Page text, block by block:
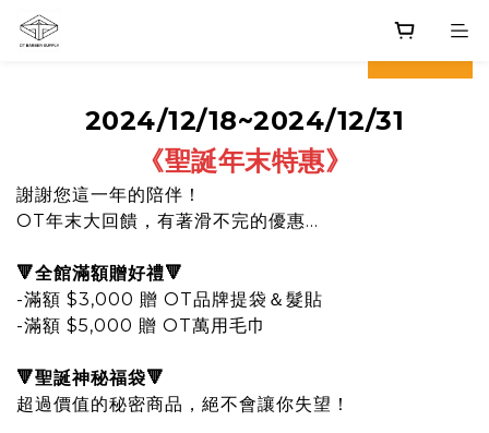
prev next
2024/12/18~2024/12/31
《聖誕年末特惠》
謝謝您這一年的陪伴！
OT年末大回饋，有著滑不完的優惠...
🔻全館滿額贈好禮🔻
-滿額 $3,000 贈 OT品牌提袋＆髮貼
-滿額 $5,000 贈 OT萬用毛巾
🔻聖誕神秘福袋🔻
超過價值的秘密商品，絕不會讓你失望！